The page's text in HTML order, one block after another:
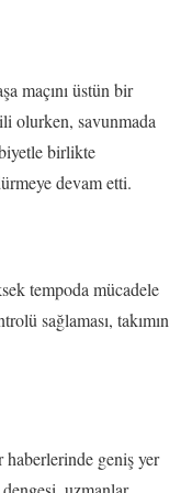
maçını üstün bir
olurken, savunmada
birlikte
devam etti.
tempoda mücadele
sağlaması, takımın
haberlerinde geniş yer